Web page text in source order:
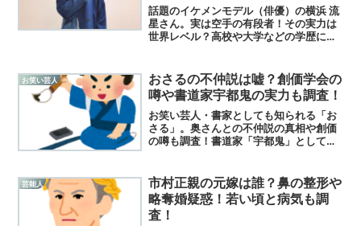
話題のイケメンモデル（俳優）の横浜 流
星さん。実は空手の有段者！その実力は
世界レベル？高校や大学などの学歴に加
お笑い芸人
おさるの不仲説は嘘？創価学会の
噂や書道家宇都鬼の実力も調査！
お笑い芸人・書家としても知られる「お
さる」。奥さんとの不仲説の真相や創価
の噂も調査！書道家「宇都鬼」としての
芸能人
市村正親の元嫁は誰？鼻の整形や
略奪婚疑惑！若い頃と病気も調
査！